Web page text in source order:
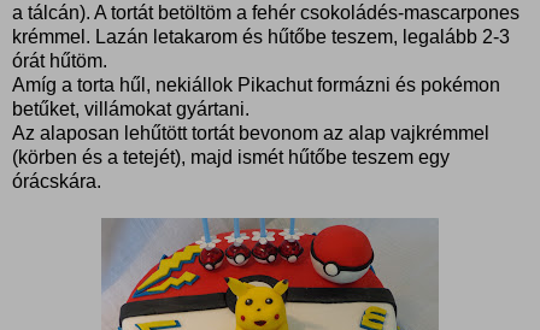
a tálcán). A tortát betöltöm a fehér csokoládés-mascarpones
krémmel. Lazán letakarom és hűtőbe teszem, legalább 2-3
órát hűtöm.
Amíg a torta hűl, nekiállok Pikachut formázni és pokémon
betűket, villámokat gyártani.
Az alaposan lehűtött tortát bevonom az alap vajkrémmel
(körben és a tetejét), majd ismét hűtőbe teszem egy
órácskára.